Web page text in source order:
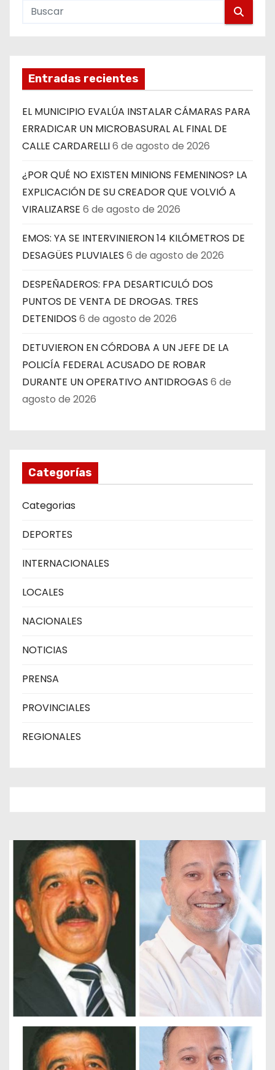
Entradas recientes
EL MUNICIPIO EVALÚA INSTALAR CÁMARAS PARA
ERRADICAR UN MICROBASURAL AL FINAL DE
CALLE CARDARELLI6 de agosto de 2026
¿POR QUÉ NO EXISTEN MINIONS FEMENINOS? LA
EXPLICACIÓN DE SU CREADOR QUE VOLVIÓ A
VIRALIZARSE 6 de agosto de 2026
EMOS: YA SE INTERVINIERON 14 KILÓMETROS DE
DESAGÜES PLUVIALES 6 de agosto de 2026
DESPEÑADEROS: FPA DESARTICULÓ DOS
PUNTOS DE VENTA DE DROGAS. TRES
DETENIDOS 6 de agosto de 2026
DETUVIERON EN CÓRDOBA A UN JEFE DE LA
POLICÍA FEDERAL ACUSADO DE ROBAR
DURANTE UN OPERATIVO ANTIDROGAS 6 de
agosto de 2026
Categorías
Categorias
DEPORTES
INTERNACIONALES
LOCALES
NACIONALES
NOTICIAS
PRENSA
PROVINCIALES
REGIONALES